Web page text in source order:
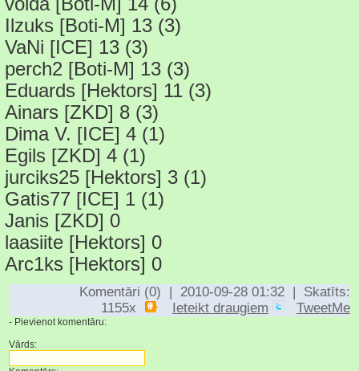
Ilzuks [Boti-M] 13 (3)
VaNi [ICE] 13 (3)
perch2 [Boti-M] 13 (3)
Eduards [Hektors] 11 (3)
Ainars [ZKD] 8 (3)
Dima V. [ICE] 4 (1)
Egils [ZKD] 4 (1)
jurciks25 [Hektors] 3 (1)
Gatis77 [ICE] 1 (1)
Janis [ZKD] 0
laasiite [Hektors] 0
Arc1ks [Hektors] 0
Komentāri (0) | 2010-09-28 01:32 | Skatīts:
1155x
Ieteikt draugiem TweetMe
- Pievienot komentāru:
Vārds: